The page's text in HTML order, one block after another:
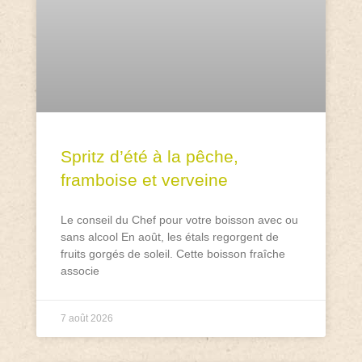
Spritz d’été à la pêche,
framboise et verveine
Le conseil du Chef pour votre boisson avec ou
sans alcool En août, les étals regorgent de
fruits gorgés de soleil. Cette boisson fraîche
associe
7 août 2026